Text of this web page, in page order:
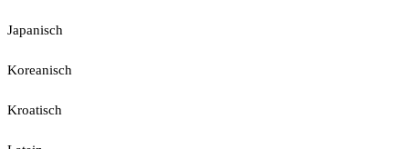
Japanisch
Koreanisch
Kroatisch